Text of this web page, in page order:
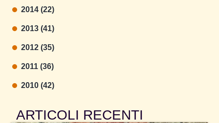
2014 (22)
2013 (41)
2012 (35)
2011 (36)
2010 (42)
ARTICOLI RECENTI